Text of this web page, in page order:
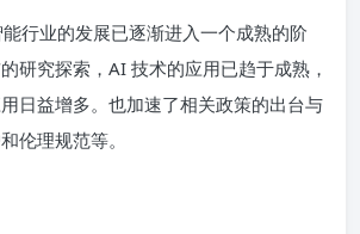
行业的发展已逐渐进入一个成熟的阶
研究探索，AI 技术的应用已趋于成熟，
日益增多。也加速了相关政策的出台与
伦理规范等。